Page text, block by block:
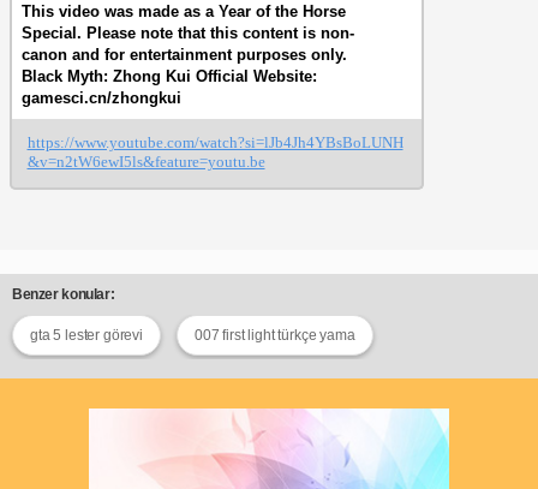
This video was made as a Year of the Horse
Special. Please note that this content is non-
canon and for entertainment purposes only.
Black Myth: Zhong Kui Official Website:
gamesci.cn/zhongkui
https://www.youtube.com/watch?si=lJb4Jh4YBsBoLUNH
&v=n2tW6ewI5ls&feature=youtu.be
Benzer konular:
gta 5 lester görevi 007 first light türkçe yama